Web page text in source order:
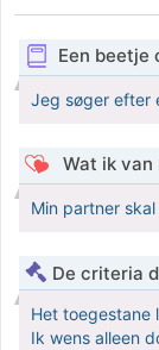
Een beetje
Jeg søger efter
Wat ik
Min partner
De criteria
Het toegestane
Ik wens alleen